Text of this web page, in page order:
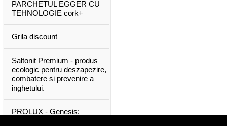
PARCHETUL EGGER CU
TEHNOLOGIE cork+
Grila discount
Saltonit Premium - produs
ecologic pentru deszapezire,
combatere si prevenire a
inghetului.
PROLUX - Genesis: